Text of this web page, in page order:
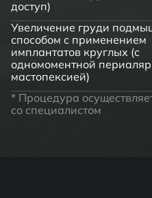
доступ)
Увеличение груди
способом с применением
имплантатов круглых (с
одномоментной
мастопексией)
* Процедура
со специалистом